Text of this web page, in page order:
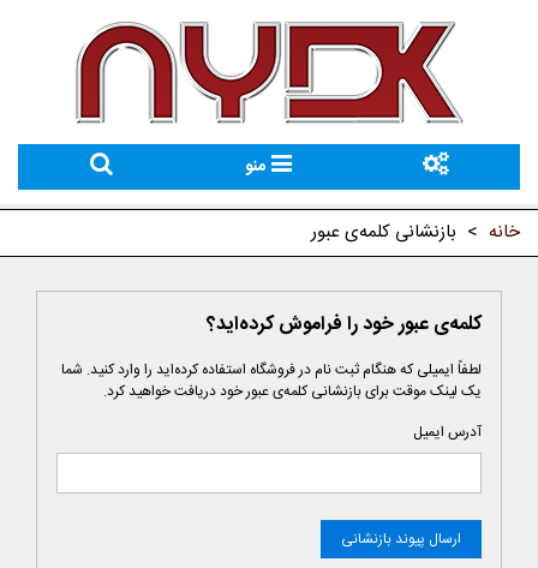
منو
خانه > بازنشانی کلمه‌ی عبور
کلمه‌ی عبور خود را فراموش کرده‌اید؟
لطفاً ایمیلی که هنگام ثبت نام در فروشگاه استفاده کرده‌اید را وارد کنید. شما
یک لینک موقت برای بازنشانی کلمه‌ی عبور خود دریافت خواهید کرد.
آدرس ایمیل
ارسال پیوند بازنشانی